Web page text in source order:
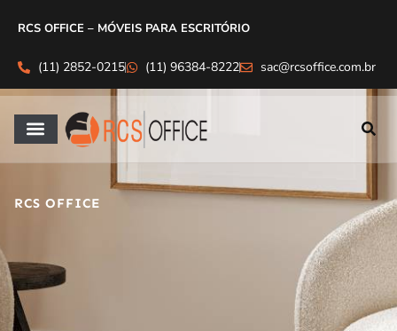
RCS OFFICE – MÓVEIS PARA ESCRITÓRIO
(11) 2852-0215 (11) 96384-8222 sac@rcsoffice.com.br
RCS OFFICE